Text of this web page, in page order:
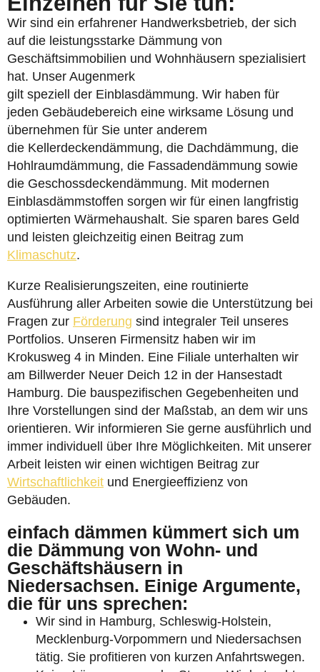
Wir sind ein erfahrener Handwerksbetrieb, der sich
auf die leistungsstarke Dämmung von
Geschäftsimmobilien und Wohnhäusern spezialisiert
hat. Unser Augenmerk
gilt speziell der Einblasdämmung. Wir haben für
jeden Gebäudebereich eine wirksame Lösung und
übernehmen für Sie unter anderem
die Kellerdeckendämmung, die Dachdämmung, die
Hohlraumdämmung, die Fassadendämmung sowie
die Geschossdeckendämmung. Mit modernen
Einblasdämmstoffen sorgen wir für einen langfristig
optimierten Wärmehaushalt. Sie sparen bares Geld
und leisten gleichzeitig einen Beitrag zum
Klimaschutz.
Kurze Realisierungszeiten, eine routinierte
Ausführung aller Arbeiten sowie die Unterstützung bei
Fragen zur Förderung sind integraler Teil unseres
Portfolios. Unseren Firmensitz haben wir im
Krokusweg 4 in Minden. Eine Filiale unterhalten wir
am Billwerder Neuer Deich 12 in der Hansestadt
Hamburg. Die bauspezifischen Gegebenheiten und
Ihre Vorstellungen sind der Maßstab, an dem wir uns
orientieren. Wir informieren Sie gerne ausführlich und
immer individuell über Ihre Möglichkeiten. Mit unserer
Arbeit leisten wir einen wichtigen Beitrag zur
Wirtschaftlichkeit und Energieeffizienz von
Gebäuden.
einfach dämmen kümmert sich um
die Dämmung von Wohn- und
Geschäftshäusern in
Niedersachsen. Einige Argumente,
die für uns sprechen:
Wir sind in Hamburg, Schleswig-Holstein,
Mecklenburg-Vorpommern und Niedersachsen
tätig. Sie profitieren von kurzen Anfahrtswegen.